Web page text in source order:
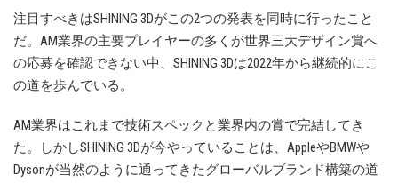
注目すべきはSHINING 3Dがこの2つの発表を同時に行ったこと
だ。AM業界の主要プレイヤーの多くが世界三大デザイン賞へ
の応募を確認できない中、SHINING 3Dは2022年から継続的にこ
の道を歩んでいる。
AM業界はこれまで技術スペックと業界内の賞で完結してき
た。しかしSHINING 3Dが今やっていることは、AppleやBMWや
Dysonが当然のように通ってきたグローバルブランド構築の道